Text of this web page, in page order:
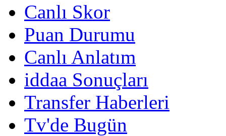
Canlı Skor
Puan Durumu
Canlı Anlatım
iddaa Sonuçları
Transfer Haberleri
Tv'de Bugün